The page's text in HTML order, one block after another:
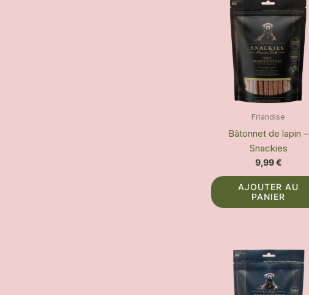
Friandise
Bâtonnet de lapin –
Snackies
9,99€
AJOUTER AU
PANIER